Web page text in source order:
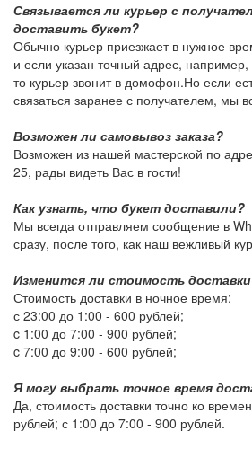
Связывается ли курьер с
доставить букет?
Обычно курьер приезжает в нужное
и если указан точный адрес,
то курьер звонит в домофон.Но если
связаться заранее с получателем, мы
Возможен ли самовывоз заказа?
Возможен из нашей мастерской по
25, рады видеть Вас в гости!
Как узнать, что букет доставили?
Мы всегда отправляем сообщение в
сразу, после того, как наш вежливый
Изменится ли стоимость доставки
Стоимость доставки в ночное время:
с 23:00 до 1:00 - 600 рублей;
c 1:00 до 7:00 - 900 рублей;
c 7:00 до 9:00 - 600 рублей;
Я могу выбрать точное время
Да, стоимость доставки точно ко
рублей; с 1:00 до 7:00 - 900 рублей.